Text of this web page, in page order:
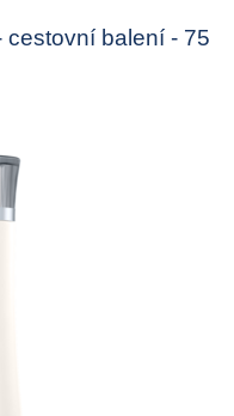
cestovní balení - 75